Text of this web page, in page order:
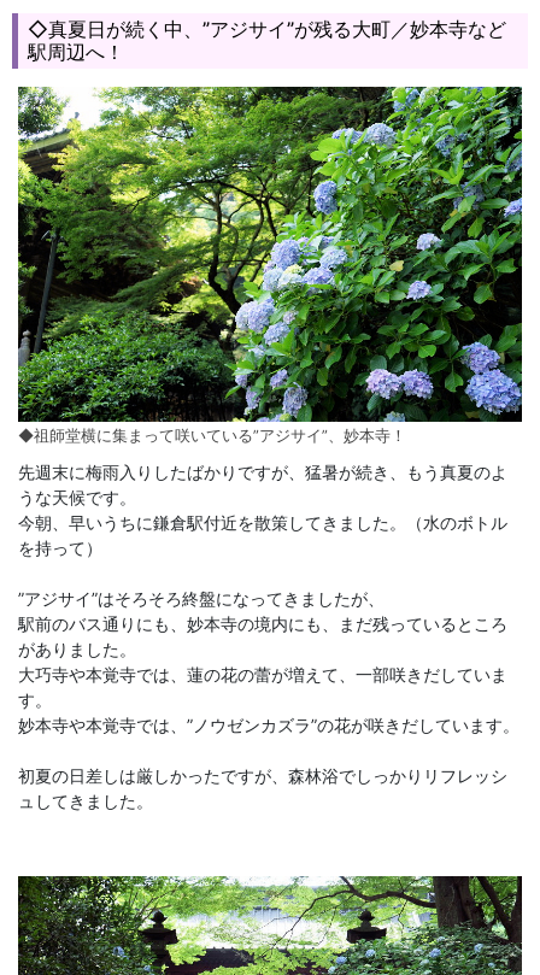
◇真夏日が続く中、”アジサイ”が残る大町／妙本寺など
駅周辺へ！
◆祖師堂横に集まって咲いている”アジサイ”、妙本寺！
先週末に梅雨入りしたばかりですが、猛暑が続き、もう真夏のよ
うな天候です。
今朝、早いうちに鎌倉駅付近を散策してきました。（水のボトル
を持って）
”アジサイ”はそろそろ終盤になってきましたが、
駅前のバス通りにも、妙本寺の境内にも、まだ残っているところ
がありました。
大巧寺や本覚寺では、蓮の花の蕾が増えて、一部咲きだしていま
す。
妙本寺や本覚寺では、”ノウゼンカズラ”の花が咲きだしています。
初夏の日差しは厳しかったですが、森林浴でしっかりリフレッシ
ュしてきました。